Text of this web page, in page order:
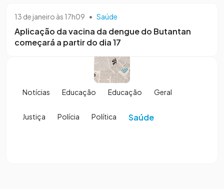
13 de janeiro às 17h09 • Saúde
Aplicação da vacina da dengue do Butantan
começará a partir do dia 17
Notícias Educação Educação Geral
Justiça Polícia Política Saúde